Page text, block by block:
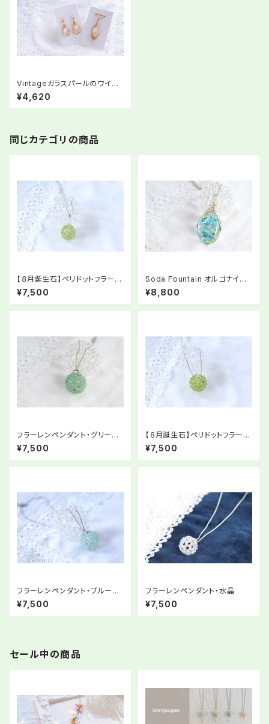
Vintageガラスパールのワイヤ
ーアートピアス/ペンダントトップ
¥4,620
同じカテゴリの商品
【８月誕生石】ペリドットフラーレ
ン３mm玉ペンダント
¥7,500
Soda Fountain オルゴナイト
ペンダント
¥8,800
フラーレンペンダント・グリーン
クォーツァイト・オリジナルスト
ーリー付き
¥7,500
【８月誕生石】ペリドットフラーレ
ン４mm玉ペンダント
¥7,500
フラーレンペンダント・ブルーク
ォーツァイト・オリジナルストーリ
ー付き
¥7,500
フラーレンペンダント・水晶
¥7,500
セール中の商品